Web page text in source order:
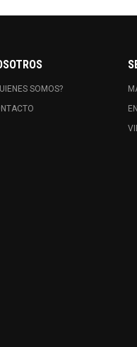
SOMOS?